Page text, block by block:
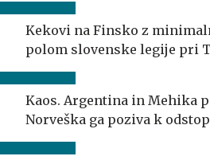
Kekovi na Finsko z
polom slovenske legije pri
Kaos. Argentina in Mehika
Norveška ga poziva k